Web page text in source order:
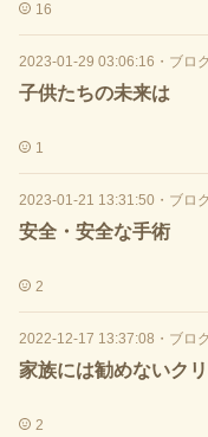
16
2023-01-29 03:06:16 ・ ブロ
子供たちの未来は
1
2023-01-21 13:31:50 ・ ブロ
安全・安全な手術
2
2022-12-17 13:37:08 ・ ブロ
家族には勧めないク
2